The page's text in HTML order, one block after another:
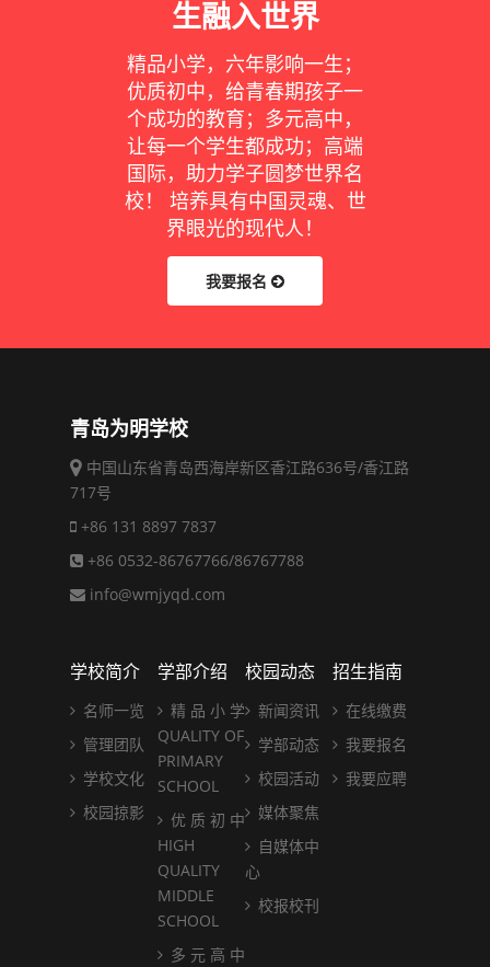
生融入世界
精品小学，六年影响一生；
优质初中，给青春期孩子一
个成功的教育；多元高中，
让每一个学生都成功；高端
国际，助力学子圆梦世界名
校！ 培养具有中国灵魂、世
界眼光的现代人！
我要报名
青岛为明学校
中国山东省青岛西海岸新区香江路636号/香江路
717号
+86 131 8897 7837
+86 0532-86767766/86767788
info@wmjyqd.com
学校简介
名师一览
管理团队
学校文化
校园掠影
学部介绍
精 品 小 学
QUALITY OF
PRIMARY
SCHOOL
优 质 初 中
HIGH
QUALITY
MIDDLE
SCHOOL
多 元 高 中
校园动态
新闻资讯
学部动态
校园活动
媒体聚焦
自媒体中
心
校报校刊
招生指南
在线缴费
我要报名
我要应聘